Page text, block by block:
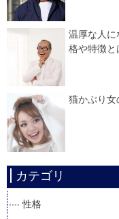
温厚な人
格や特徴と
猫かぶり女
カテゴリ
性格